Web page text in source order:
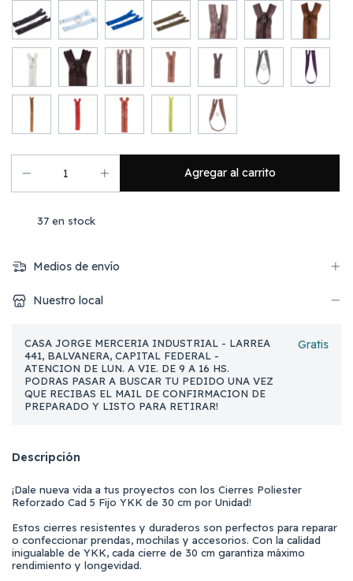
37en stock
Medios de envío
Nuestro local
CASA JORGE MERCERIA INDUSTRIAL - LARREA
441, BALVANERA, CAPITAL FEDERAL -
ATENCION DE LUN. A VIE. DE 9 A 16 HS.
PODRAS PASAR A BUSCAR TU PEDIDO UNA VEZ
QUE RECIBAS EL MAIL DE CONFIRMACION DE
PREPARADO Y LISTO PARA RETIRAR!
Gratis
Descripción
¡Dale nueva vida a tus proyectos con los Cierres Poliester
Reforzado Cad 5 Fijo YKK de 30 cm por Unidad!
Estos cierres resistentes y duraderos son perfectos para reparar
o confeccionar prendas, mochilas y accesorios. Con la calidad
inigualable de YKK, cada cierre de 30 cm garantiza máximo
rendimiento y longevidad.